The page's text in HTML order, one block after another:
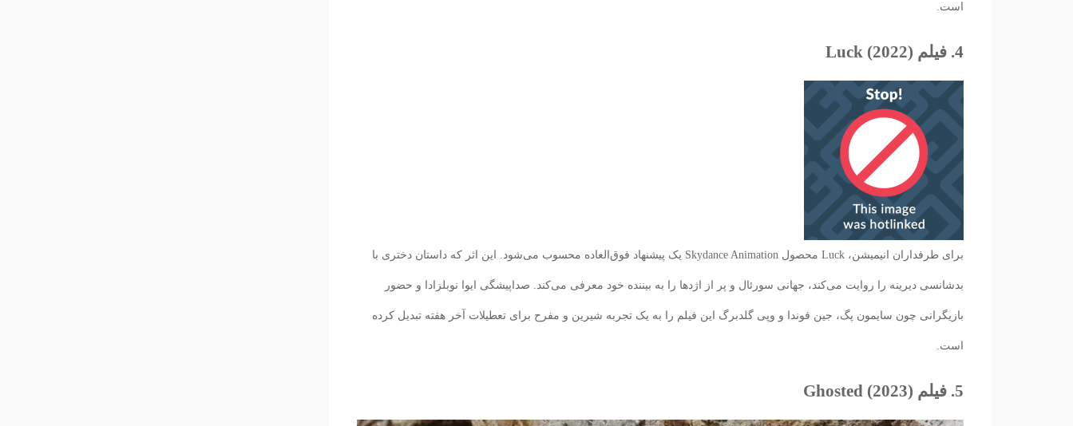
است.
4. فیلم Luck (2022)
برای طرفداران انیمیشن، Luck محصول Skydance Animation یک پیشنهاد فوق‌العاده محسوب می‌شود. این اثر که داستان دختری با
بدشانسی دیرینه را روایت می‌کند، جهانی سورئال و پر از اژدها را به بیننده خود معرفی می‌کند. صداپیشگی ایوا نوبلزادا و حضور
بازیگرانی چون سایمون پگ، جین فوندا و وپی گلدبرگ این فیلم را به یک تجربه شیرین و مفرح برای تعطیلات آخر هفته تبدیل کرده
است.
5. فیلم Ghosted (2023)